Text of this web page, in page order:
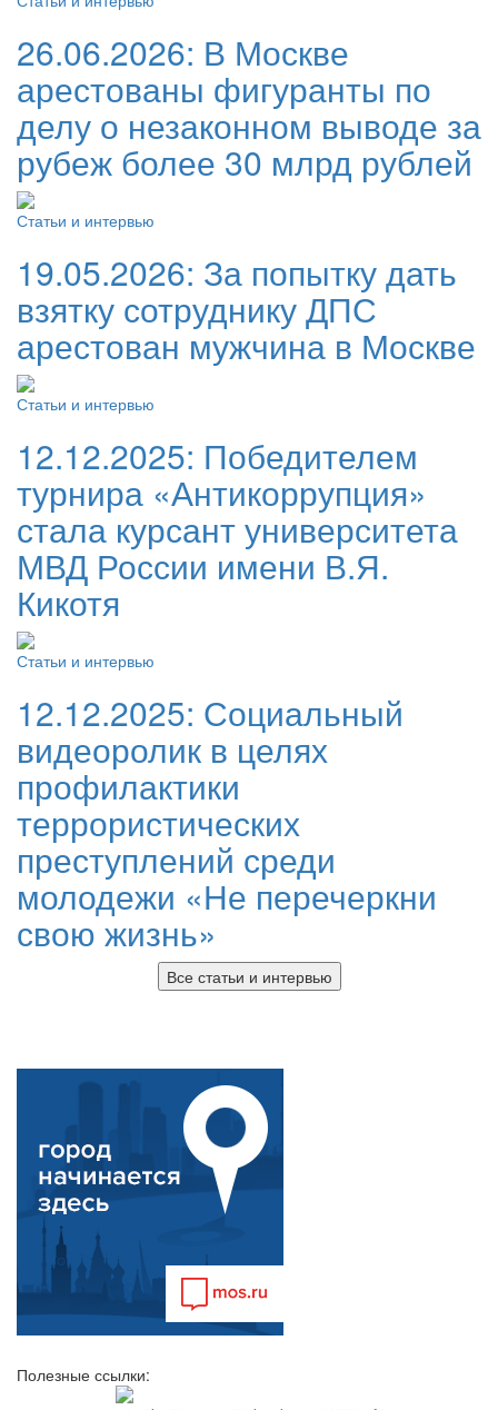
26.06.2026: В Москве
арестованы фигуранты по
делу о незаконном выводе за
рубеж более 30 млрд рублей
Статьи и интервью
19.05.2026: За попытку дать
взятку сотруднику ДПС
арестован мужчина в Москве
Статьи и интервью
12.12.2025: Победителем
турнира «Антикоррупция»
стала курсант университета
МВД России имени В.Я.
Кикотя
Статьи и интервью
12.12.2025: Социальный
видеоролик в целях
профилактики
террористических
преступлений среди
молодежи «Не перечеркни
свою жизнь»
Все статьи и интервью
Полезные ссылки: